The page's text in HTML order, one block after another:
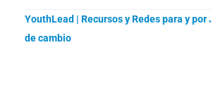
YouthLead | Recursos y Redes para y
de cambio